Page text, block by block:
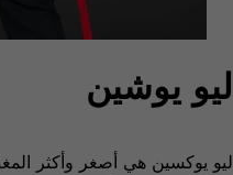
ليو يوشين
ليو يوكسين هي أصغر وأكثر